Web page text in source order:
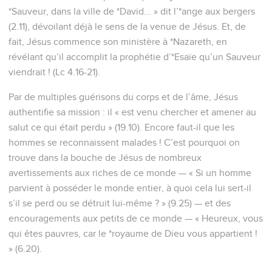
*Sauveur, dans la ville de *David... » dit l’*ange aux bergers
(2.11), dévoilant déjà le sens de la venue de Jésus. Et, de
fait, Jésus commence son ministère à *Nazareth, en
révélant qu’il accomplit la prophétie d’*Esaïe qu’un Sauveur
viendrait ! (Lc 4.16-21).
Par de multiples guérisons du corps et de l’âme, Jésus
authentifie sa mission : il « est venu chercher et amener au
salut ce qui était perdu » (19.10). Encore faut-il que les
hommes se reconnaissent malades ! C’est pourquoi on
trouve dans la bouche de Jésus de nombreux
avertissements aux riches de ce monde — « Si un homme
parvient à posséder le monde entier, à quoi cela lui sert-il
s’il se perd ou se détruit lui-même ? » (9.25) — et des
encouragements aux petits de ce monde — « Heureux, vous
qui êtes pauvres, car le *royaume de Dieu vous appartient !
» (6.20).